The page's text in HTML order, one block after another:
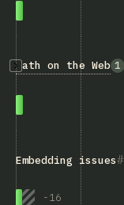
Math on the Web 1
Embedding issues
-16